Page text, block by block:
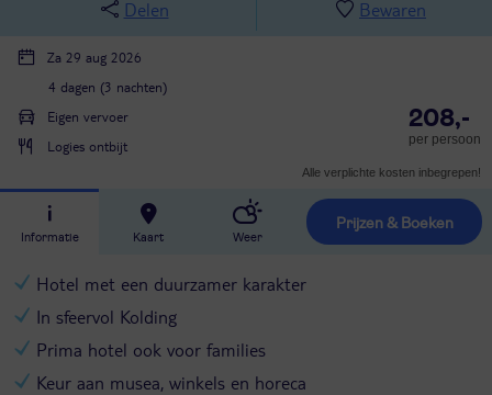
Delen Bewaren
Za 29 aug 2026
4 dagen (3 nachten)
Eigen vervoer
Logies ontbijt
208,-
per persoon
Alle verplichte kosten inbegrepen!
Informatie Kaart Weer
Prijzen & Boeken
Hotel met een duurzamer karakter
In sfeervol Kolding
Prima hotel ook voor families
Keur aan musea, winkels en horeca